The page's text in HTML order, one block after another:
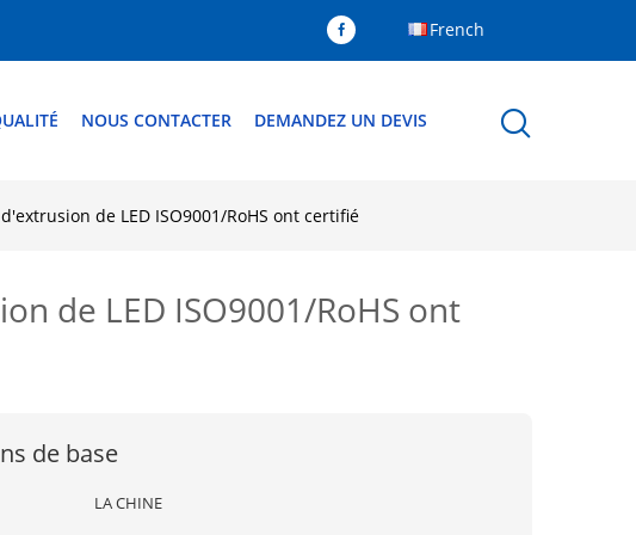
French
NOUS CONTACTER DEMANDEZ UN DEVIS
de LED ISO9001/RoHS ont certifié
de LED ISO9001/RoHS ont
de base
LA CHINE